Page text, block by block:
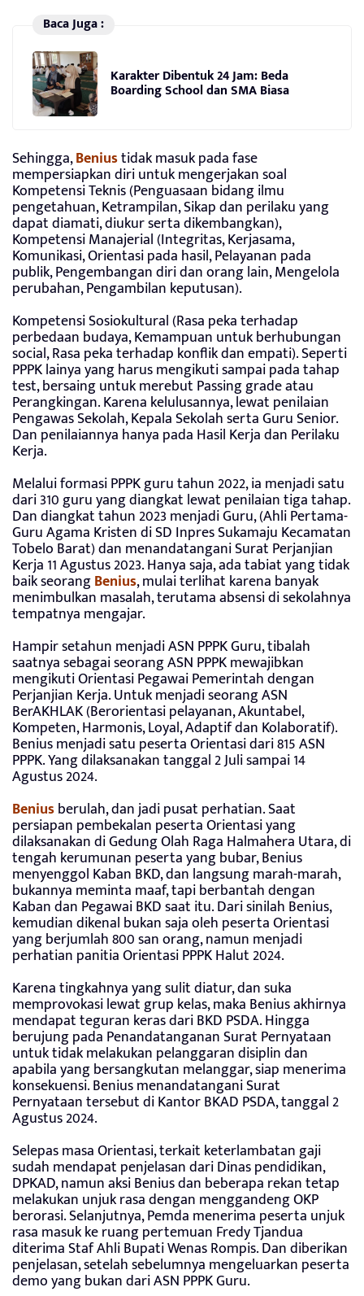
Baca Juga :
Karakter Dibentuk 24 Jam: Beda
Boarding School dan SMA Biasa
Sehingga,Beniustidak masuk pada fase
mempersiapkan diri untuk mengerjakan soal
Kompetensi Teknis (Penguasaan bidang ilmu
pengetahuan, Ketrampilan, Sikap dan perilaku yang
dapat diamati, diukur serta dikembangkan),
Kompetensi Manajerial (Integritas, Kerjasama,
Komunikasi, Orientasi pada hasil, Pelayanan pada
publik, Pengembangan diri dan orang lain, Mengelola
perubahan, Pengambilan keputusan).
Kompetensi Sosiokultural (Rasa peka terhadap
perbedaan budaya, Kemampuan untuk berhubungan
social, Rasa peka terhadap konflik dan empati). Seperti
PPPK lainya yang harus mengikuti sampai pada tahap
test, bersaing untuk merebut Passing grade atau
Perangkingan. Karena kelulusannya, lewat penilaian
Pengawas Sekolah, Kepala Sekolah serta Guru Senior.
Dan penilaiannya hanya pada Hasil Kerja dan Perilaku
Kerja.
Melalui formasi PPPK guru tahun 2022, ia menjadi satu
dari 310 guru yang diangkat lewat penilaian tiga tahap.
Dan diangkat tahun 2023 menjadi Guru, (Ahli Pertama-
Guru Agama Kristen di SD Inpres Sukamaju Kecamatan
Tobelo Barat) dan menandatangani Surat Perjanjian
Kerja 11 Agustus 2023. Hanya saja, ada tabiat yang tidak
baik seorangBenius, mulai terlihat karena banyak
menimbulkan masalah, terutama absensi di sekolahnya
tempatnya mengajar.
Hampir setahun menjadi ASN PPPK Guru, tibalah
saatnya sebagai seorang ASN PPPK mewajibkan
mengikuti Orientasi Pegawai Pemerintah dengan
Perjanjian Kerja. Untuk menjadi seorang ASN
BerAKHLAK (Berorientasi pelayanan, Akuntabel,
Kompeten, Harmonis, Loyal, Adaptif dan Kolaboratif).
Benius menjadi satu peserta Orientasi dari 815 ASN
PPPK. Yang dilaksanakan tanggal 2 Juli sampai 14
Agustus 2024.
Beniusberulah, dan jadi pusat perhatian. Saat
persiapan pembekalan peserta Orientasi yang
dilaksanakan di Gedung Olah Raga Halmahera Utara, di
tengah kerumunan peserta yang bubar, Benius
menyenggol Kaban BKD, dan langsung marah-marah,
bukannya meminta maaf, tapi berbantah dengan
Kaban dan Pegawai BKD saat itu. Dari sinilah Benius,
kemudian dikenal bukan saja oleh peserta Orientasi
yang berjumlah 800 san orang, namun menjadi
perhatian panitia Orientasi PPPK Halut 2024.
Karena tingkahnya yang sulit diatur, dan suka
memprovokasi lewat grup kelas, maka Benius akhirnya
mendapat teguran keras dari BKD PSDA. Hingga
berujung pada Penandatanganan Surat Pernyataan
untuk tidak melakukan pelanggaran disiplin dan
apabila yang bersangkutan melanggar, siap menerima
konsekuensi. Benius menandatangani Surat
Pernyataan tersebut di Kantor BKAD PSDA, tanggal 2
Agustus 2024.
Selepas masa Orientasi, terkait keterlambatan gaji
sudah mendapat penjelasan dari Dinas pendidikan,
DPKAD, namun aksi Benius dan beberapa rekan tetap
melakukan unjuk rasa dengan menggandeng OKP
berorasi. Selanjutnya, Pemda menerima peserta unjuk
rasa masuk ke ruang pertemuan Fredy Tjandua
diterima Staf Ahli Bupati Wenas Rompis. Dan diberikan
penjelasan, setelah sebelumnya mengeluarkan peserta
demo yang bukan dari ASN PPPK Guru.